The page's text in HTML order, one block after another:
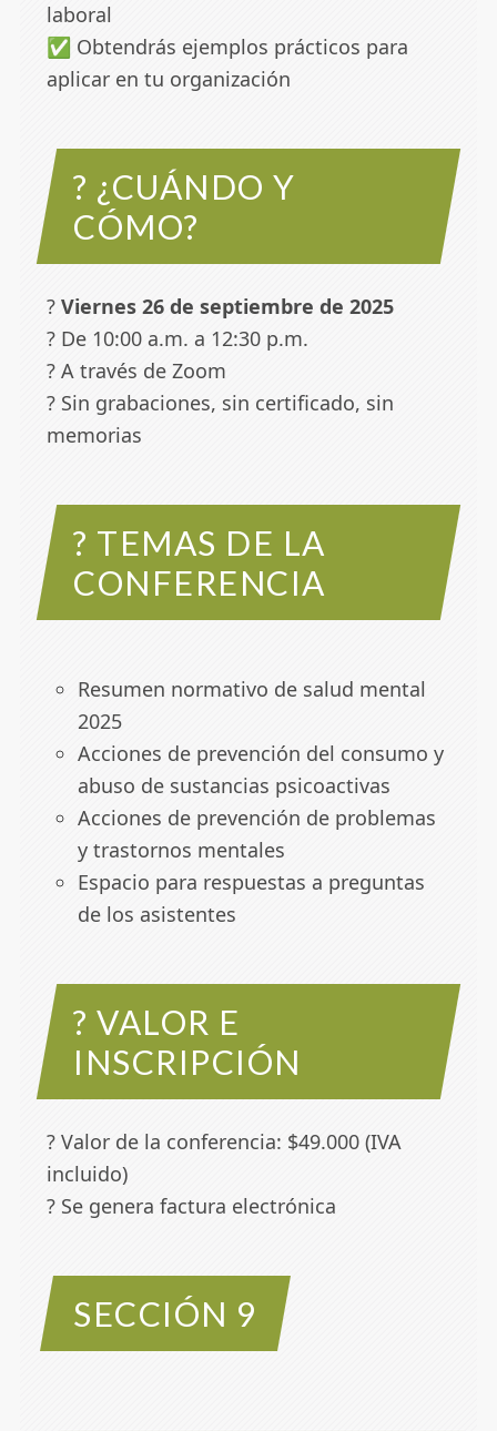
laboral
✅ Obtendrás ejemplos prácticos para
aplicar en tu organización
? ¿CUÁNDO Y
CÓMO?
? Viernes 26 de septiembre de 2025
? De 10:00 a.m. a 12:30 p.m.
? A través de Zoom
? Sin grabaciones, sin certificado, sin
memorias
? TEMAS DE LA
CONFERENCIA
Resumen normativo de salud mental
2025
Acciones de prevención del consumo y
abuso de sustancias psicoactivas
Acciones de prevención de problemas
y trastornos mentales
Espacio para respuestas a preguntas
de los asistentes
? VALOR E
INSCRIPCIÓN
? Valor de la conferencia: $49.000 (IVA
incluido)
? Se genera factura electrónica
SECCIÓN 9